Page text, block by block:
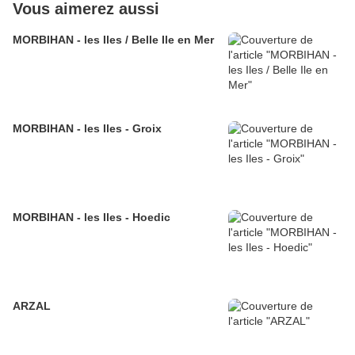
Vous aimerez aussi
MORBIHAN - les Iles / Belle Ile en Mer
MORBIHAN - les Iles - Groix
MORBIHAN - les Iles - Hoedic
ARZAL